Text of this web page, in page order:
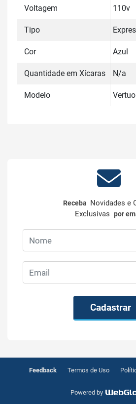
Voltagem 110v
Tipo
Cor Azul
Quantidade em Xícaras N/a
Modelo
Receba Novidades e
Exclusivaspor
Cadastrar
Feedback Termos de Uso
Powered by